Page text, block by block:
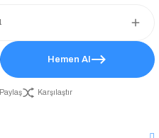
Hemen Al
Paylaş Karşılaştır